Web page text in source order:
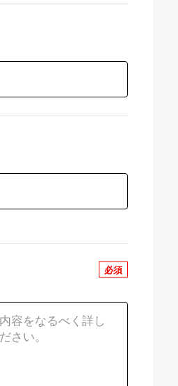
必須